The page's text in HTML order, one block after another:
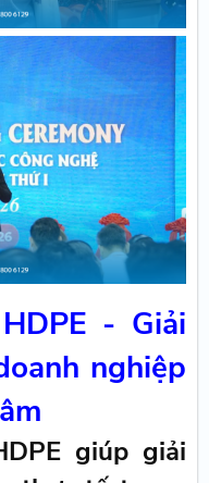
- Giải
nghiệp
giúp giải